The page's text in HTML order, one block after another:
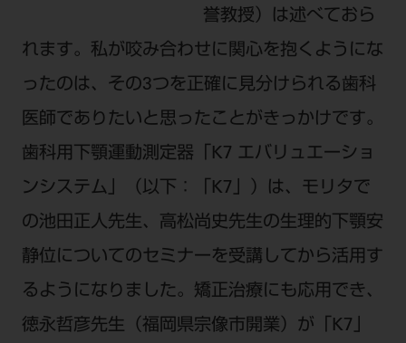
誉教授）は述べておら
れます。私が咬み合わせに関心を抱くようにな
ったのは、その3つを正確に見分けられる歯科
医師でありたいと思ったことがきっかけです。
歯科用下顎運動測定器「K7 エバリュエーショ
ンシステム」（以下：「K7」）は、モリタで
の池田正人先生、高松尚史先生の生理的下顎安
静位についてのセミナーを受講してから活用す
るようになりました。矯正治療にも応用でき、
徳永哲彦先生（福岡県宗像市開業）が「K7」
モリタ友の会無料会員登録
メールマガジンスマイル＋
ビバリーくんの歯科イラスト素材集
モリタカレンダー
宮城
東京
愛知
福岡
Dental Plaza Tokyo
MDSCについて
Digital Seminar
見学予約
メール
メールでのお問い合わせはこちら
電 話 /0800-222-8020（無料）